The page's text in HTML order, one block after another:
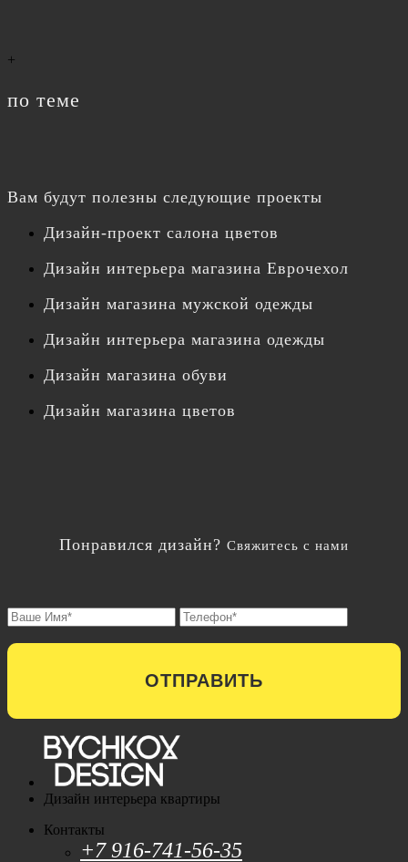
+
по теме
Вам будут полезны следующие проекты
Дизайн-проект салона цветов
Дизайн интерьера магазина Еврочехол
Дизайн магазина мужской одежды
Дизайн интерьера магазина одежды
Дизайн магазина обуви
Дизайн магазина цветов
Понравился дизайн? Свяжитесь с нами
ОТПРАВИТЬ
Дизайн интерьера квартиры
Контакты
+7 916-741-56-35